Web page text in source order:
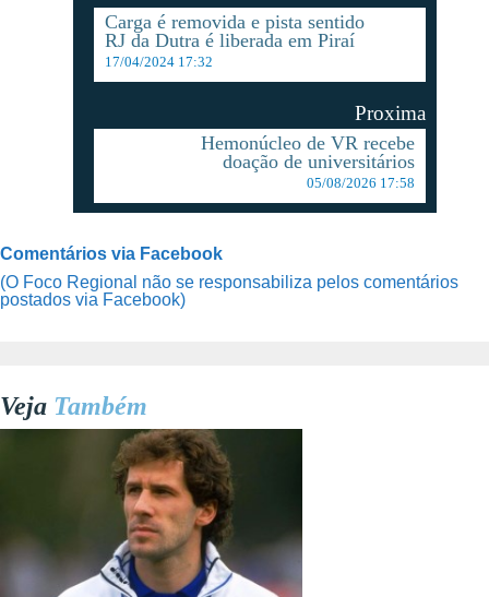
Carga é removida e pista sentido
RJ da Dutra é liberada em Piraí
17/04/2024 17:32
Proxima
Hemonúcleo de VR recebe
doação de universitários
05/08/2026 17:58
Comentários via Facebook
(O Foco Regional não se responsabiliza pelos comentários
postados via Facebook)
Veja Também